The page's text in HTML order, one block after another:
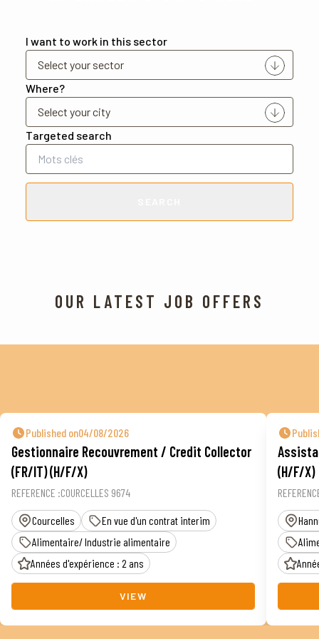
I want to work in this sector
Where?
Targeted search
OUR LATEST JOB OFFERS
Published on04/08/2026
Gestionnaire Recouvrement / Credit Collector
(FR/IT) (H/F/X)
REFERENCE :COURCELLES 9674
Courcelles
En vue d'un contrat interim
Alimentaire/ Industrie alimentaire
Années d'expérience : 2 ans
VIEW
(H/F/X)